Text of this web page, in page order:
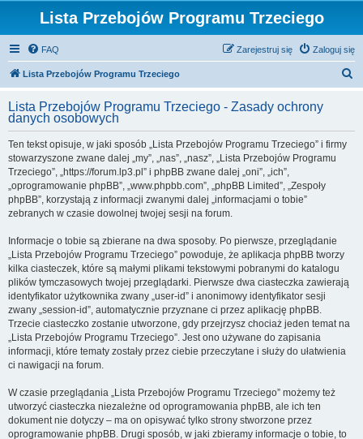
Lista Przebojów Programu Trzeciego
FAQ Zaloguj się
Zarejestruj się
Lista Przebojów Programu Trzeciego
k
Lista Przebojów Programu Trzeciego - Zasady ochrony
danych osobowych
Ten tekst opisuje, w jaki sposób „Lista Przebojów Programu Trzeciego” i firmy
stowarzyszone zwane dalej „my”, „nas”, „nasz”, „Lista Przebojów Programu
Trzeciego”, „https://forum.lp3.pl” i phpBB zwane dalej „oni”, „ich”,
„oprogramowanie phpBB”, „www.phpbb.com”, „phpBB Limited”, „Zespoły
phpBB”, korzystają z informacji zwanymi dalej „informacjami o tobie”
zebranych w czasie dowolnej twojej sesji na forum.
Informacje o tobie są zbierane na dwa sposoby. Po pierwsze, przeglądanie
„Lista Przebojów Programu Trzeciego” powoduje, że aplikacja phpBB tworzy
kilka ciasteczek, które są małymi plikami tekstowymi pobranymi do katalogu
plików tymczasowych twojej przeglądarki. Pierwsze dwa ciasteczka zawierają
identyfikator użytkownika zwany „user-id” i anonimowy identyfikator sesji
zwany „session-id”, automatycznie przyznane ci przez aplikację phpBB.
Trzecie ciasteczko zostanie utworzone, gdy przejrzysz chociaż jeden temat na
„Lista Przebojów Programu Trzeciego”. Jest ono używane do zapisania
informacji, które tematy zostały przez ciebie przeczytane i służy do ułatwienia
ci nawigacji na forum.
W czasie przeglądania „Lista Przebojów Programu Trzeciego” możemy też
utworzyć ciasteczka niezależne od oprogramowania phpBB, ale ich ten
dokument nie dotyczy – ma on opisywać tylko strony stworzone przez
oprogramowanie phpBB. Drugi sposób, w jaki zbieramy informacje o tobie, to